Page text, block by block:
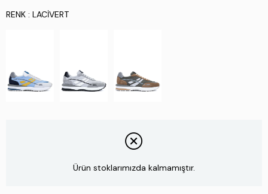
RENK : LACIVERT
Ürün stoklarımızda kalmamıştır.